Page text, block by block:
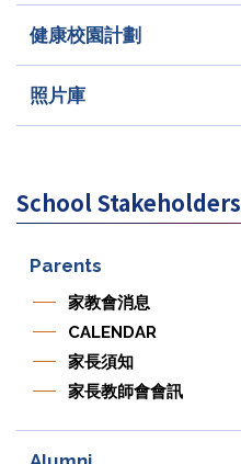
健康校園計劃
照片庫
School Stakeholders
Parents
家教會消息
CALENDAR
家長須知
家長教師會會訊